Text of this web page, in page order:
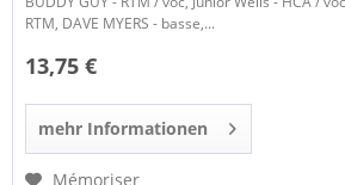
RTM, DAVE MYERS - basse,...
13,75 €
mehr Informationen
Mémoriser